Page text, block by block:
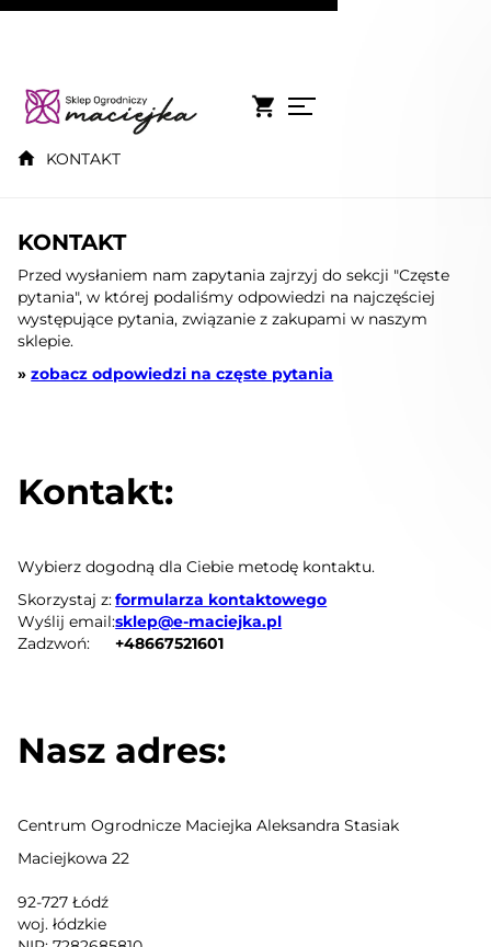
KONTAKT
KONTAKT
Przed wysłaniem nam zapytania zajrzyj do sekcji "Częste
pytania", w której podaliśmy odpowiedzi na najczęściej
występujące pytania, związanie z zakupami w naszym
sklepie.
»zobacz odpowiedzi na częste pytania
Kontakt:
Wybierz dogodną dla Ciebie metodę kontaktu.
Skorzystaj z:formularza kontaktowego
Wyślij email:sklep@e-maciejka.pl
Zadzwoń:
+48667521601
Nasz adres:
Centrum Ogrodnicze Maciejka Aleksandra Stasiak
Maciejkowa 22
92-727 Łódź
woj. łódzkie